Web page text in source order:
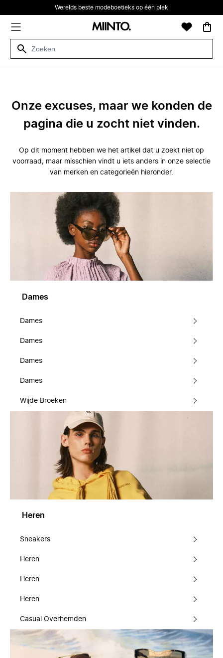
Werelds beste modeboetieks op één plek
Onze excuses, maar we konden de
pagina die u zocht niet vinden.
Op dit moment hebben we het artikel dat u zoekt niet op
voorraad, maar misschien vindt u iets anders in onze selectie
van merken en categorieën hieronder.
Dames
Dames
Dames
Dames
Dames
Wijde Broeken
Heren
Sneakers
Heren
Heren
Heren
Casual Overhemden